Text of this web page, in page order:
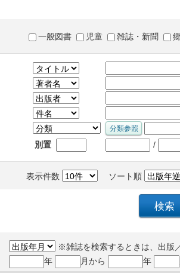
一般図書 児童 雑誌・新聞
別置 /
表示件数 ソート順
※雑誌を検索するときは、出版
年
月から 年